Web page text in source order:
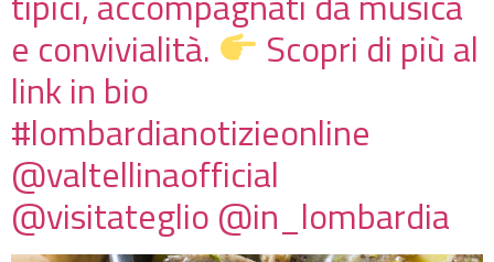
e convivialità. Scopri di più al
link in bio
#lombardianotizieonline
@valtellinaofficial
@visitateglio @in_lombardia